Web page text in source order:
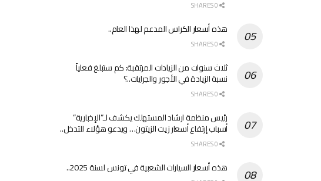
هذه أسعار الكراس المدعم لهذا العام..
ثلاث سنوات من الزيادات المرتقبة: كم ستبلغ فعلياً
نسبة الزيادة في الأجور والجرايات..؟
رئيس منظمة ارشاد المستهلك يكشف لـ”الإخبارية”
أسباب إرتفاع أسعار زيت الزيتون… ويدعو هؤلاء للتدخل..
هذه أسعار السيارات الشعبية في تونس لسنة 2025..